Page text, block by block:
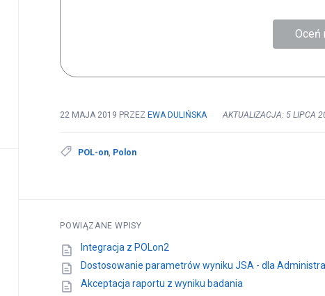
Oceń
22 MAJA 2019 PRZEZ EWA DULIŃSKA AKTUALIZACJA: 5 LIPCA
POL-on, Polon
POWIĄZANE WPISY
Integracja z POLon2
Dostosowanie parametrów wyniku JSA - dla
Akceptacja raportu z wyniku badania